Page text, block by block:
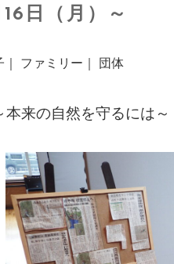
日（月）～
｜ ファミリー｜ 団体
来の自然を守るには～